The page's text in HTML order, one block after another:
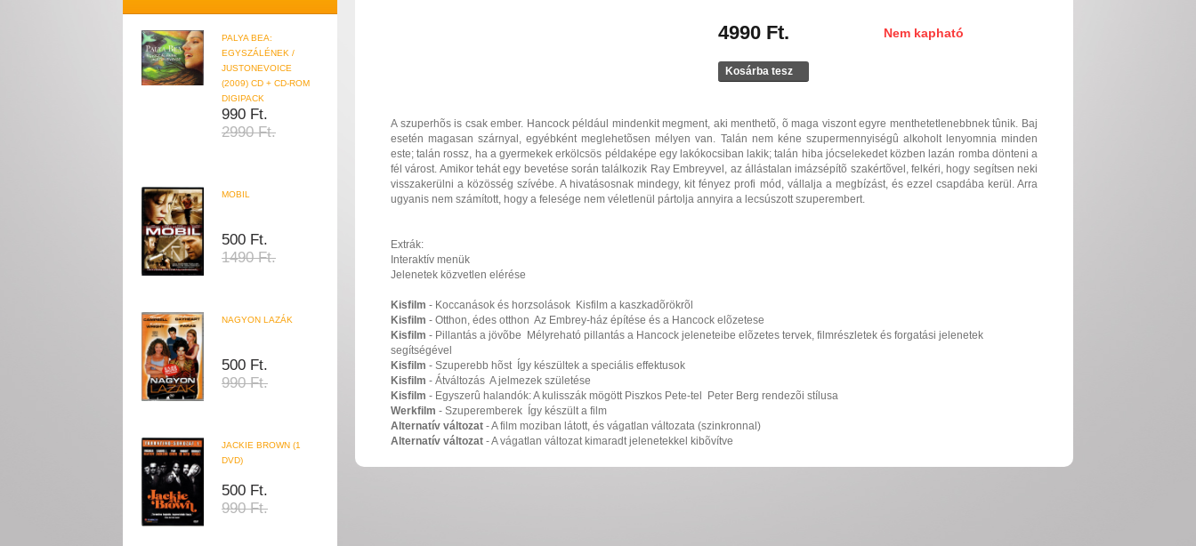
PALYA BEA:
EGYSZÁLÉNEK /
JUSTONEVOICE
(2009) CD + CD-ROM
DIGIPACK
990 Ft.
2990 Ft.
MOBIL
500 Ft.
1490 Ft.
NAGYON LAZÁK
500 Ft.
990 Ft.
JACKIE BROWN (1
DVD)
500 Ft.
990 Ft.
4990 Ft. Nem kapható
Kosárba tesz
A szuperhõs is csak ember. Hancock például mindenkit megment, aki menthetõ, õ maga viszont egyre menthetetlenebbnek tûnik. Baj
esetén magasan szárnyal, egyébként meglehetõsen mélyen van. Talán nem kéne szupermennyiségû alkoholt lenyomnia minden
este; talán rossz, ha a gyermekek erkölcsös példaképe egy lakókocsiban lakik; talán hiba jócselekedet közben lazán romba dönteni a
fél várost. Amikor tehát egy bevetése során találkozik Ray Embreyvel, az állástalan imázsépítõ szakértõvel, felkéri, hogy segítsen neki
visszakerülni a közösség szívébe. A hivatásosnak mindegy, kit fényez profi mód, vállalja a megbízást, és ezzel csapdába kerül. Arra
ugyanis nem számított, hogy a felesége nem véletlenül pártolja annyira a lecsúszott szuperembert.
Extrák:
Interaktív menük
Jelenetek közvetlen elérése
Kisfilm - Koccanások és horzsolások  Kisfilm a kaszkadõrökrõl
Kisfilm - Otthon, édes otthon  Az Embrey-ház építése és a Hancock elõzetese
Kisfilm - Pillantás a jövõbe  Mélyreható pillantás a Hancock jeleneteibe elõzetes tervek, filmrészletek és forgatási jelenetek
segítségével
Kisfilm - Szuperebb hõst  Így készültek a speciális effektusok
Kisfilm - Átváltozás  A jelmezek születése
Kisfilm - Egyszerû halandók: A kulisszák mögött Piszkos Pete-tel  Peter Berg rendezõi stílusa
Werkfilm - Szuperemberek  Így készült a film
Alternatív változat - A film moziban látott, és vágatlan változata (szinkronnal)
Alternatív változat - A vágatlan változat kimaradt jelenetekkel kibõvítve